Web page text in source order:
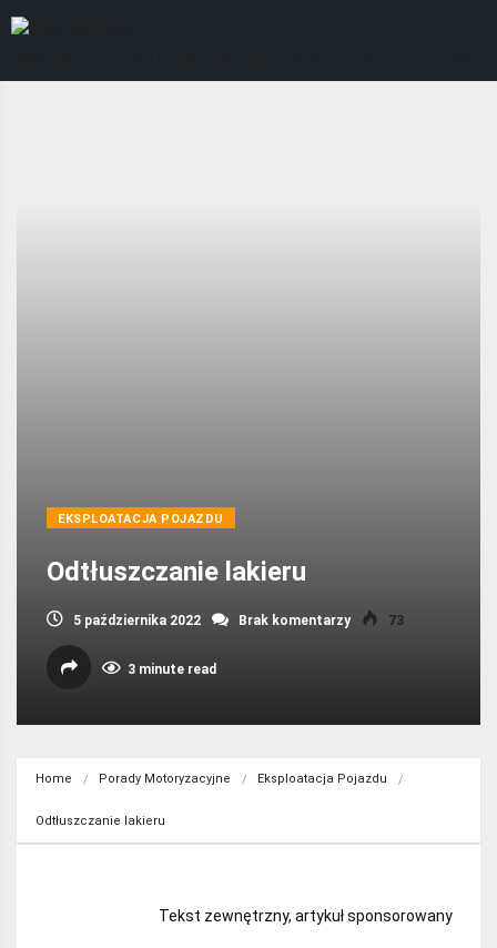
EKSPLOATACJA POJAZDU
Odtłuszczanie lakieru
5 października 2022 Brak komentarzy 73
3 minute read
Home Porady Motoryzacyjne Eksploatacja Pojazdu
Odtłuszczanie lakieru
Tekst zewnętrzny, artykuł sponsorowany